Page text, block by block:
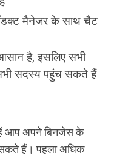
मैनेजर के साथ चैट
है, इसलिए सभी
सदस्य पहुंच सकते हैं
आप अपने बिनजेस के
हैं। पहला अधिक